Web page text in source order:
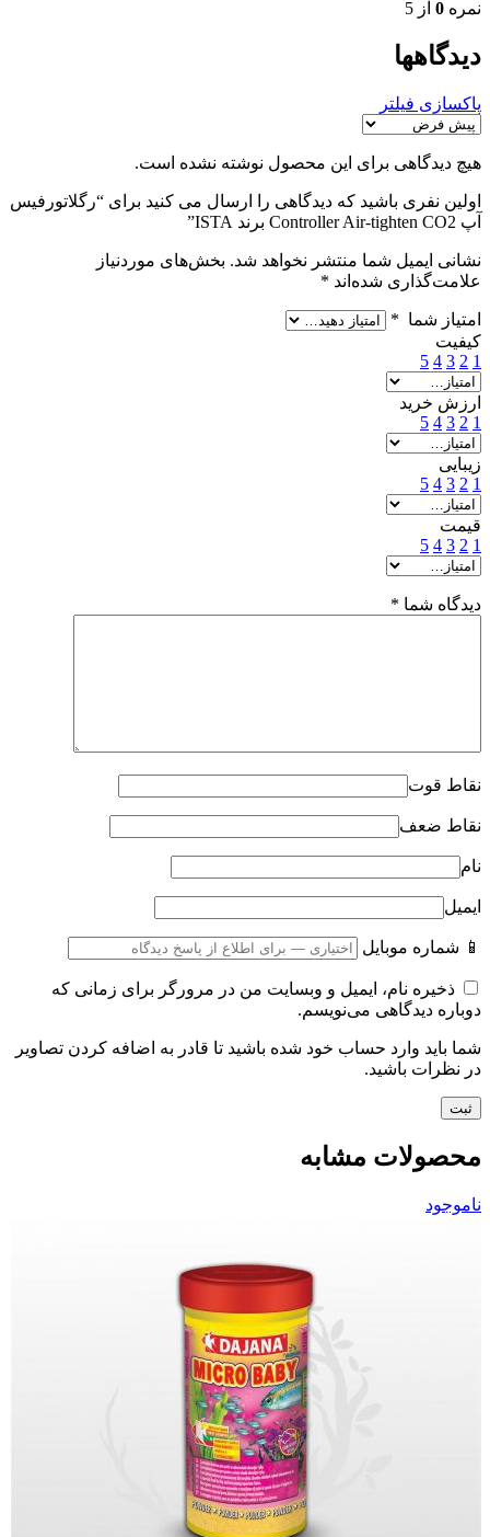
نمره 0 از 5
دیدگاهها
پاکسازی فیلتر
هیچ دیدگاهی برای این محصول نوشته نشده است.
اولین نفری باشید که دیدگاهی را ارسال می کنید برای “رگلاتورفیس
آپ Controller Air-tighten CO2 برند ISTA”
نشانی ایمیل شما منتشر نخواهد شد. بخش‌های موردنیاز
علامت‌گذاری شده‌اند *
امتیاز شما *
کیفیت
1
2
3
4
5
ارزش خرید
1
2
3
4
5
زیبایی
1
2
3
4
5
قیمت
1
2
3
4
5
دیدگاه شما *
نقاط قوت
نقاط ضعف
نام
ایمیل
📱 شماره موبایل
ذخیره نام، ایمیل و وبسایت من در مرورگر برای زمانی که
دوباره دیدگاهی می‌نویسم.
شما باید وارد حساب خود شده باشید تا قادر به اضافه کردن تصاویر
در نظرات باشید.
محصولات مشابه
ناموجود